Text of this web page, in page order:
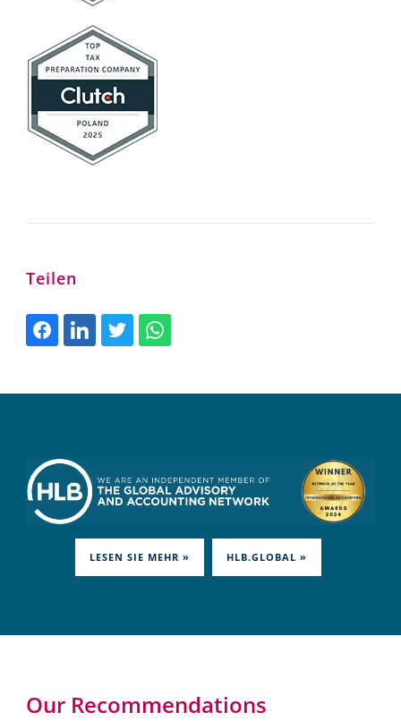
Teilen
LESEN SIE MEHR » HLB.GLOBAL »
Our Recommendations